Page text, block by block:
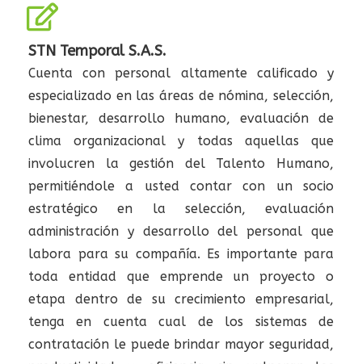
STN Temporal S.A.S.
Cuenta con personal altamente calificado y
especializado en las áreas de nómina, selección,
bienestar, desarrollo humano, evaluación de
clima organizacional y todas aquellas que
involucren la gestión del Talento Humano,
permitiéndole a usted contar con un socio
estratégico en la selección, evaluación
administración y desarrollo del personal que
labora para su compañía. Es importante para
toda entidad que emprende un proyecto o
etapa dentro de su crecimiento empresarial,
tenga en cuenta cual de los sistemas de
contratación le puede brindar mayor seguridad,